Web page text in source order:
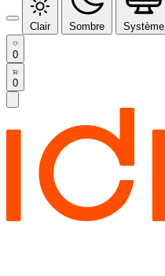
Clair Sombre Système
0
0